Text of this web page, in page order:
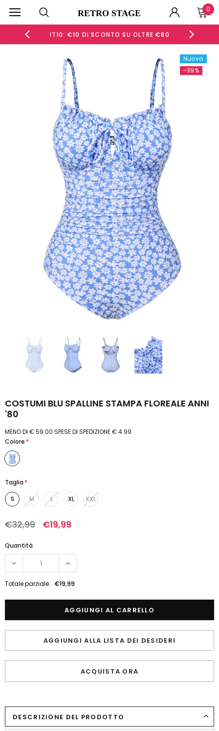
RETRO STAGE 0
IT10: €10 DI SCONTO SU OLTRE €80
Nuova
-39%
COSTUMI BLU SPALLINE STAMPA FLOREALE ANNI
'80
MENO DI € 59.00 SPESE DI SPEDIZIONE € 4.99
Colore *
Taglia *
S
M L XL XXL
€32,99 €19,99
Quantità
Totale parziale: €19,99
AGGIUNGI ALLA LISTA DEI DESIDERI
ACQUISTA ORA
DESCRIZIONE DEL PRODOTTO